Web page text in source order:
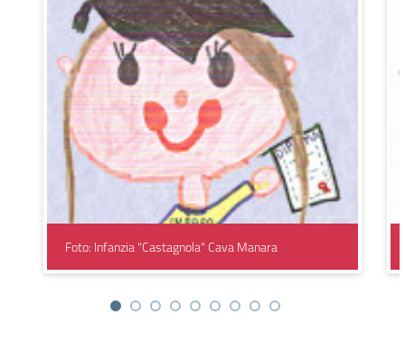
Foto: Infanzia "Castagnola" Cava Manara